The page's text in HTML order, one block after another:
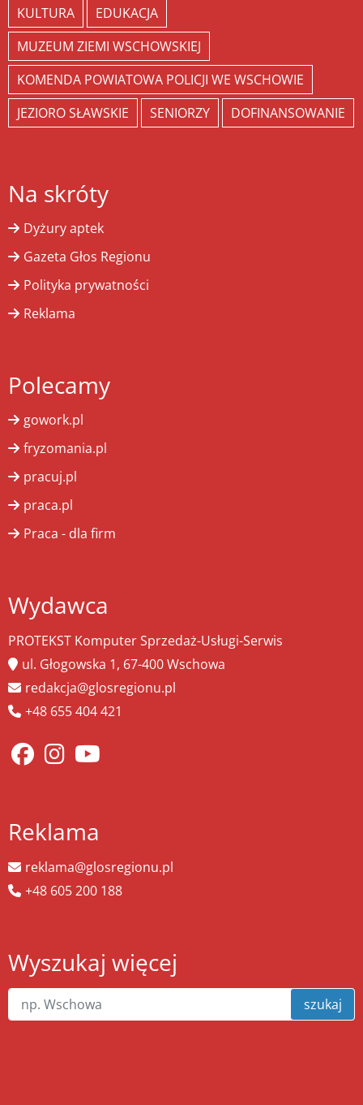
KULTURA
EDUKACJA
MUZEUM ZIEMI WSCHOWSKIEJ
KOMENDA POWIATOWA POLICJI WE WSCHOWIE
JEZIORO SŁAWSKIE
SENIORZY DOFINANSOWANIE
Na skróty
Dyżury aptek
Gazeta Głos Regionu
Polityka prywatności
Reklama
Polecamy
gowork.pl
fryzomania.pl
pracuj.pl
praca.pl
Praca - dla firm
Wydawca
PROTEKST Komputer Sprzedaż-Usługi-Serwis
ul. Głogowska 1, 67-400 Wschowa
redakcja@glosregionu.pl
+48 655 404 421
Reklama
reklama@glosregionu.pl
+48 605 200 188
Wyszukaj więcej
szukaj